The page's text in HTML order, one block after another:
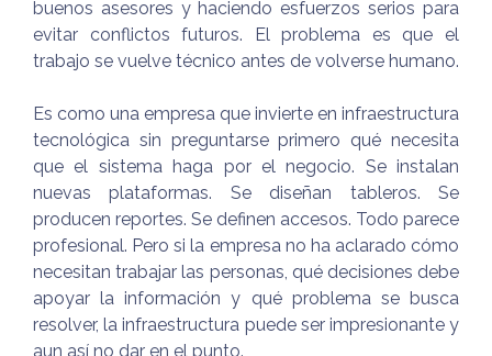
buenos asesores y haciendo esfuerzos serios para
evitar conflictos futuros. El problema es que el
trabajo se vuelve técnico antes de volverse humano.
Es como una empresa que invierte en infraestructura
tecnológica sin preguntarse primero qué necesita
que el sistema haga por el negocio. Se instalan
nuevas plataformas. Se diseñan tableros. Se
producen reportes. Se definen accesos. Todo parece
profesional. Pero si la empresa no ha aclarado cómo
necesitan trabajar las personas, qué decisiones debe
apoyar la información y qué problema se busca
resolver, la infraestructura puede ser impresionante y
aun así no dar en el punto.